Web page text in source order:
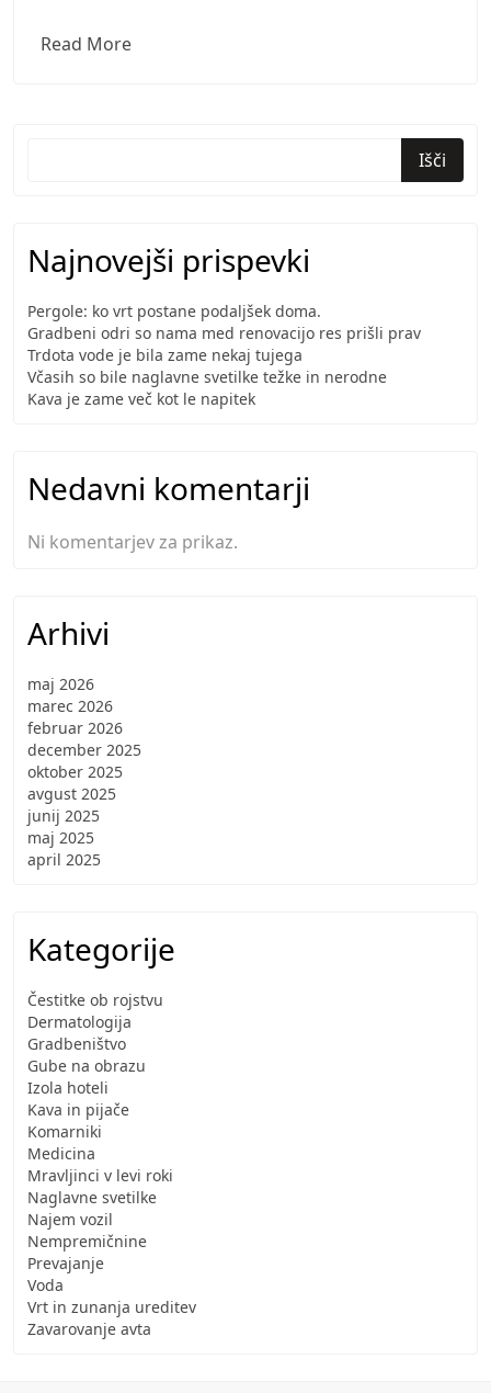
Read MoreGostoljubni
Išči
Najnovejši prispevki
Pergole: ko vrt postane podaljšek doma.
Gradbeni odri so nama med renovacijo res prišli prav
Trdota vode je bila zame nekaj tujega
Včasih so bile naglavne svetilke težke in nerodne
Kava je zame več kot le napitek
Nedavni komentarji
Ni komentarjev za prikaz.
Arhivi
maj 2026
marec 2026
februar 2026
december 2025
oktober 2025
avgust 2025
junij 2025
maj 2025
april 2025
Kategorije
Čestitke ob rojstvu
Dermatologija
Gradbeništvo
Gube na obrazu
Izola hoteli
Kava in pijače
Komarniki
Medicina
Mravljinci v levi roki
Naglavne svetilke
Najem vozil
Nempremičnine
Prevajanje
Voda
Vrt in zunanja ureditev
Zavarovanje avta